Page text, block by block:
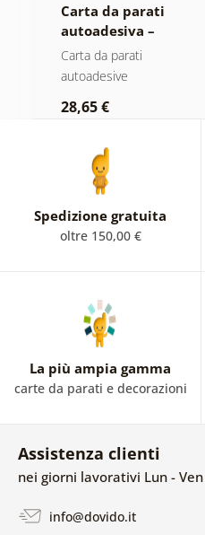
Carta da parati
autoadesiva –
Foglie con
sfumatura
Carta da parati
autoadesive
28,65 €
Spedizione gratuita
oltre 150,00 €
La più ampia gamma
carte da parati e decorazioni
Assistenza clienti
nei giorni lavorativi Lun -
info@dovido.it